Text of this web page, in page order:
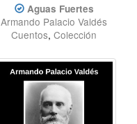
Aguas Fuertes
Armando Palacio Valdés
Cuentos, Colección